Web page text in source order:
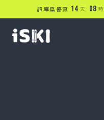
超早鳥優惠 14 天: 08 時